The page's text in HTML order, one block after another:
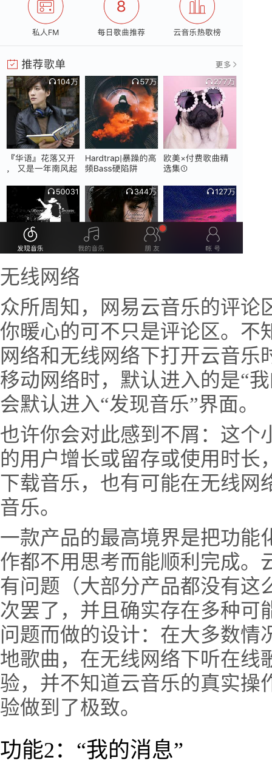
无线网络
众所周知，网易云音乐的评论
你暖心的可不只是评论区。不
网络和无线网络下打开云音
移动网络时，默认进入的是“
会默认进入“发现音乐”界面。
也许你会对此感到不屑：这个
的用户增长或留存或使用时长
下载音乐，也有可能在无线网
音乐。
一款产品的最高境界是把功能
作都不用思考而能顺利完成。
有问题（大部分产品都没有这
次罢了，并且确实存在多种可
问题而做的设计：在大多数情
地歌曲，在无线网络下听在线
验，并不知道云音乐的真实操
验做到了极致。
功能2：“我的消息”